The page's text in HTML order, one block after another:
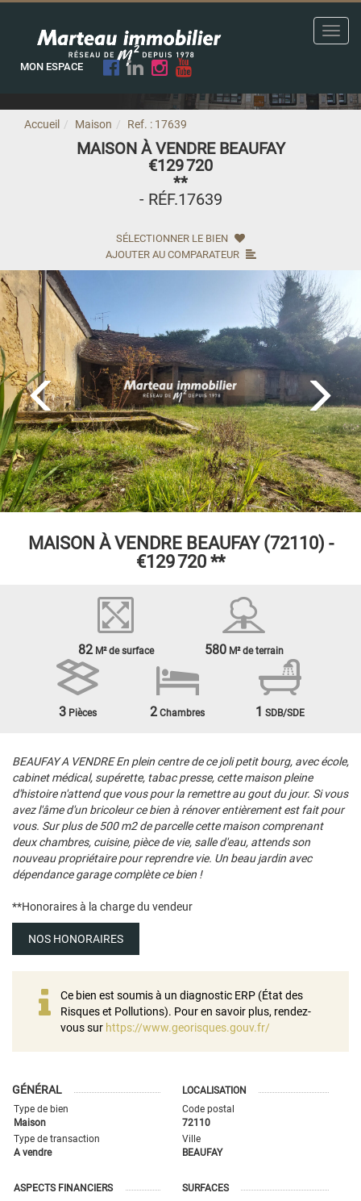
MON ESPACE
Accueil Maison Ref. : 17639
MAISON À VENDRE BEAUFAY
€129 720
**
- RÉF.17639
SÉLECTIONNER LE BIEN
AJOUTER AU COMPARATEUR
MAISON À VENDREBEAUFAY (72110) -
€129 720 **
82M² de surface 580M² de terrain
3 Pièces 2 Chambres 1 SDB/SDE
BEAUFAY A VENDRE En plein centre de ce joli petit bourg, avec école,
cabinet médical, supérette, tabac presse, cette maison pleine
d'histoire n'attend que vous pour la remettre au gout du jour. Si vous
avez l'âme d'un bricoleur ce bien à rénover entièrement est fait pour
vous. Sur plus de 500 m2 de parcelle cette maison comprenant
deux chambres, cuisine, pièce de vie, salle d'eau, attends son
nouveau propriétaire pour reprendre vie. Un beau jardin avec
dépendance garage complète ce bien !
**Honoraires à la charge du vendeur
NOS HONORAIRES
Ce bien est soumis à un diagnostic ERP (État des
Risques et Pollutions). Pour en savoir plus, rendez-
vous sur https://www.georisques.gouv.fr/
GÉNÉRAL
Type de bien
Maison
Type de transaction
A vendre
LOCALISATION
Code postal
72110
Ville
BEAUFAY
ASPECTS FINANCIERS
SURFACES